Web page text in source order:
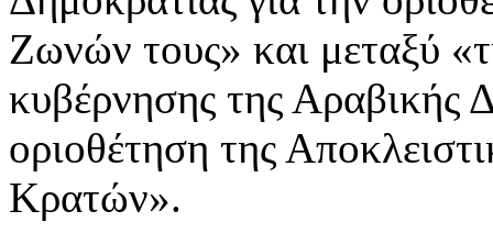
Ζωνών τους» και μεταξύ
κυβέρνησης της Αραβικής
οριοθέτηση της
Κρατών».